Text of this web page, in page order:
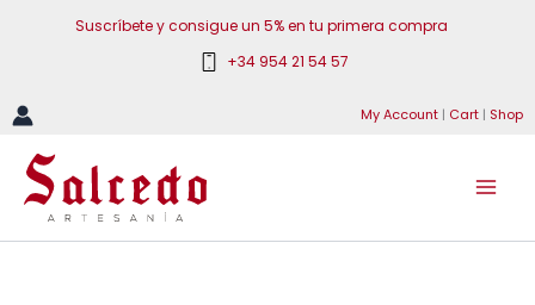
Suscríbete y consigue un 5% en tu primera compra
+34 954 21 54 57
My Account | Cart | Shop